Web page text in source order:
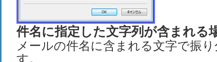
件名に指定した文字列が含まれる
メールの件名に含まれる文字で振
す。